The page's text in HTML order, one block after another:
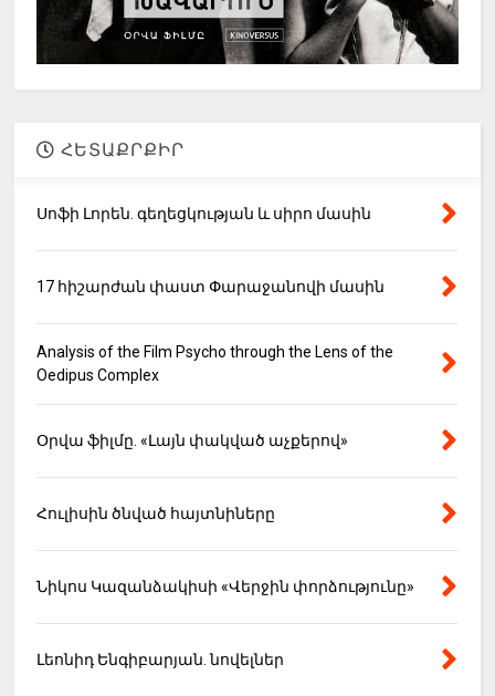
ՀԵՏԱՔՐՔԻՐ
Սոֆի Լորեն. գեղեցկության և սիրո մասին
17 հիշարժան փաստ Փարաջանովի մասին
Analysis of the Film Psycho through the Lens of the
Oedipus Complex
Օրվա ֆիլմը. «Լայն փակված աչքերով»
Հուլիսին ծնված հայտնիները
Նիկոս Կազանձակիսի «Վերջին փորձությունը»
Լեոնիդ Ենգիբարյան. նովելներ